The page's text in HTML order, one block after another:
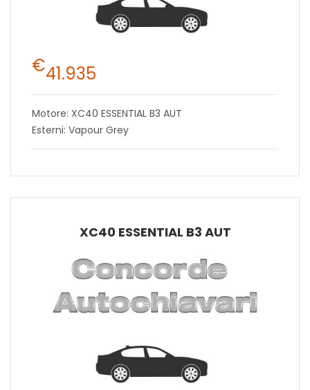
€41.935
Motore: XC40 ESSENTIAL B3 AUT
Esterni: Vapour Grey
XC40 ESSENTIAL B3 AUT